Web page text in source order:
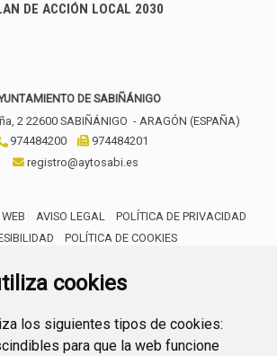
cookies
los siguientes tipos de cookies:
para que la web funcione
DE ACCIÓN LOCAL 2030
DE SABIÑÁNIGO
2 22600 SABIÑÁNIGO - ARAGÓN (ESPAÑA)
974484200
974484201
registro@aytosabi.es
AVISO LEGAL
POLÍTICA DE PRIVACIDAD
POLÍTICA DE COOKIES